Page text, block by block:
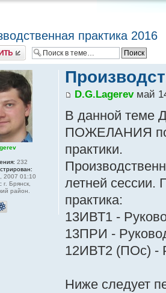
практика 2016
D.G.Lagerevмай
В данной теме
ПОЖЕЛАНИЯ по
практики.
летней сессии.
практика:
13ИВТ1 -
13ПРИ -
12ИВТ2 (ПОс) -
Ниже следует
232
2007 01:10
г. Брянск,
район.